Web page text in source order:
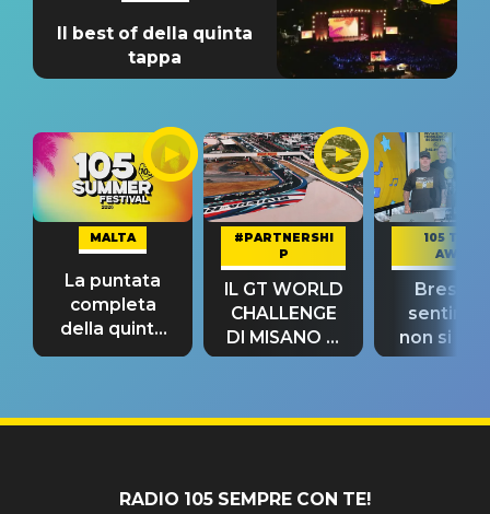
Il best of della quinta
tappa
MALTA
La puntata
completa
della quinta
tappa
#PARTNERSHI
P
IL GT WORLD
CHALLENGE
DI MISANO si
riconferma
105 TAKE
AWAY
Bresh:
non si
fino alla
RADIO 105 SEMPRE CON TE!